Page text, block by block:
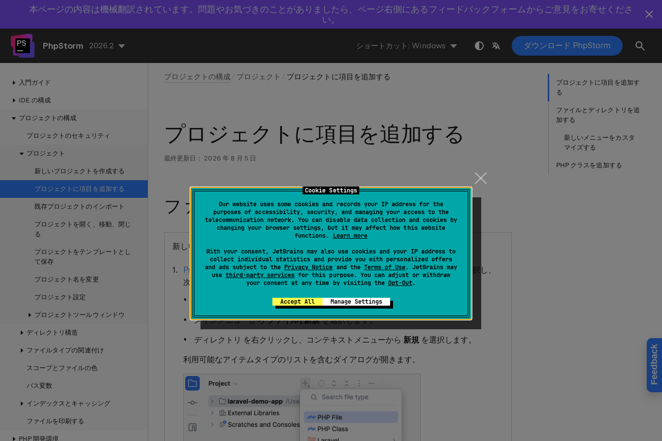
Cookie Settings
Our website uses some cookies and records your IP address for the
purposes of accessibility, security, and managing your access to the
telecommunication network. You can disable data collection and cookies by
changing your browser settings, but it may affect how this website
functions. Learn more
With your consent, JetBrains may also use cookies and your IP address to
collect individual statistics and provide you with personalized offers
and ads subject to the Privacy Notice and the Terms of Use. JetBrains may
use third-party services for this purpose. You can adjust or withdraw
your consent at any time by visiting the Opt-Out.
Accept All Manage Settings
本ページの内容は機械翻訳されています。問題やお気づきのことがありましたら、ページ右側にあるフィードバックフォームからご意見をお寄せくださ
い。
Feedback
PhpStorm 2026.2 ショートカット:Windows ダウンロード PhpStorm
入門ガイド
IDE の構成
プロジェクトの構成
プロジェクトのセキュリティ
プロジェクト
新しいプロジェクトを作成する
プロジェクトに項目を追加する
既存プロジェクトのインポート
プロジェクトを開く、移動、閉じ
る
プロジェクトをテンプレートとし
て保存
プロジェクト名を変更
プロジェクト設定
プロジェクトツールウィンドウ
ディレクトリ構造
ファイルタイプの関連付け
スコープとファイルの色
パス変数
インデックスとキャッシング
ファイルを印刷する
PHP 開発環境
プロジェクトの構成 プロジェクト プロジェクトに項目を追加する
プロジェクトに項目を追加する
最終更新日： 2026 年 8 月 5 日
ファイルとディレクトリを追加する
新しいファイルまたはディレクトリをプロジェクトに追加するには:
Projectツールウィンドウ ( Alt 0
1 ) で、新しい項目を作成する ディレクトリ を選択し、
次のいずれかの操作を実行してください：
を押すか、ツールバーの をクリックします。
メインメニューからファイル | 新規を選択します。
ディレクトリ を右クリックし、コンテキストメニューから 新規を選択します。
利用可能なアイテムタイプのリストを含むダイアログが開きます。
プロジェクトに項目を追加す
る
ファイルとディレクトリを追
加する
新しいメニューをカスタ
マイズする
PHP クラスを追加する